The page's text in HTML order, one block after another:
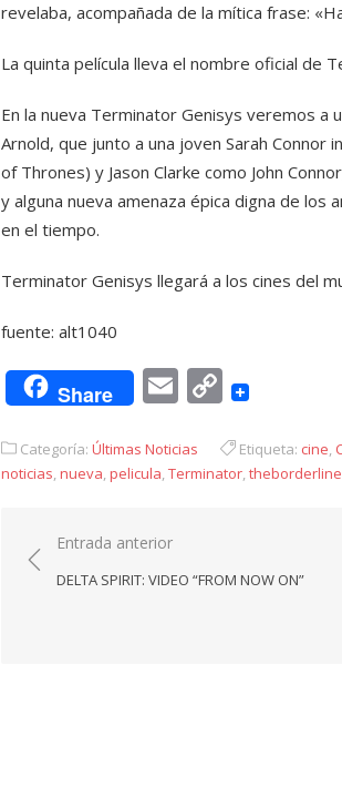
revelaba, acompañada de la mítica frase:
La quinta película lleva el nombre oficial de
En la nueva Terminator Genisys veremos
Arnold, que junto a una joven Sarah Connor
of Thrones) y Jason Clarke como John
y alguna nueva amenaza épica digna de los
en el tiempo.
Terminator Genisys llegará a los cines del
fuente: alt1040
Share EmailCopy
Categoría: Últimas Noticias Etiqueta: cine,
noticias,nueva,pelicula,Terminator,
Navegación
de
Entrada anterior
DELTA SPIRIT: VIDEO “FROM NOW ON”